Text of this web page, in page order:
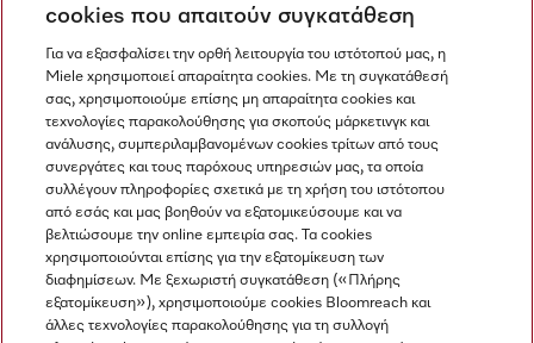
Ανακαλύψτε τα Miele Experience Center
Newsletter
Miele στο Instagram
Miele στο Facebook
Miele στο Youtube
cookies που απαιτούν συγκατάθεση
Για να εξασφαλίσει την ορθή λειτουργία του ιστότοπού μας, η
Miele χρησιμοποιεί απαραίτητα cookies. Με τη συγκατάθεσή
σας, χρησιμοποιούμε επίσης μη απαραίτητα cookies και
τεχνολογίες παρακολούθησης για σκοπούς μάρκετινγκ και
ανάλυσης, συμπεριλαμβανομένων cookies τρίτων από τους
συνεργάτες και τους παρόχους υπηρεσιών μας, τα οποία
συλλέγουν πληροφορίες σχετικά με τη χρήση του ιστότοπου
από εσάς και μας βοηθούν να εξατομικεύσουμε και να
βελτιώσουμε την online εμπειρία σας. Τα cookies
χρησιμοποιούνται επίσης για την εξατομίκευση των
διαφημίσεων. Με ξεχωριστή συγκατάθεση («Πλήρης
εξατομίκευση»), χρησιμοποιούμε cookies Bloomreach και
άλλες τεχνολογίες παρακολούθησης για τη συλλογή